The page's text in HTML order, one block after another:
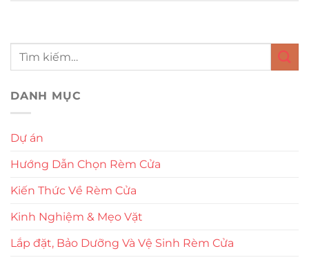
DANH MỤC
Dự án
Hướng Dẫn Chọn Rèm Cửa
Kiến Thức Về Rèm Cửa
Kinh Nghiệm & Mẹo Vặt
Lắp đặt, Bảo Dưỡng Và Vệ Sinh Rèm Cửa